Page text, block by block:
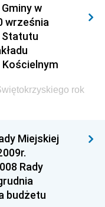
Wewnętrznych i
i Szkolnictwa
Miar
i Rozwoju Wsi
Narodowej i
w
września
Statutu
rok
Miejskiej
Rady
budżetu